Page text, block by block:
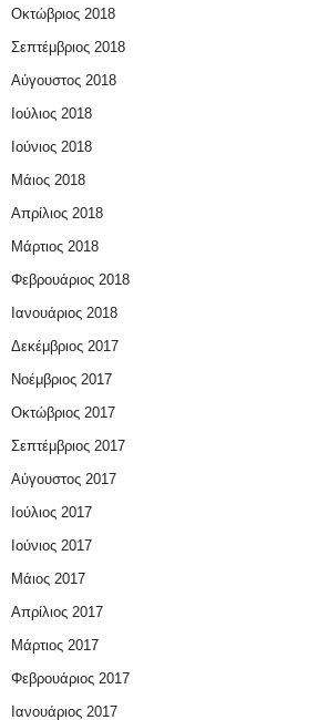
Οκτώβριος 2018
Σεπτέμβριος 2018
Αύγουστος 2018
Ιούλιος 2018
Ιούνιος 2018
Μάιος 2018
Απρίλιος 2018
Μάρτιος 2018
Φεβρουάριος 2018
Ιανουάριος 2018
Δεκέμβριος 2017
Νοέμβριος 2017
Οκτώβριος 2017
Σεπτέμβριος 2017
Αύγουστος 2017
Ιούλιος 2017
Ιούνιος 2017
Μάιος 2017
Απρίλιος 2017
Μάρτιος 2017
Φεβρουάριος 2017
Ιανουάριος 2017